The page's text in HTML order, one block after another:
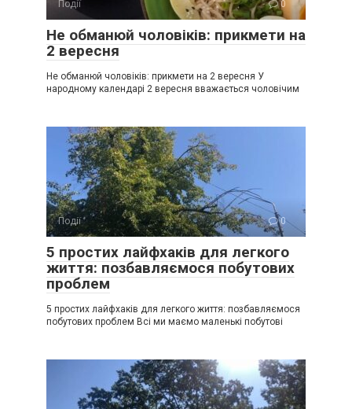
Події 0
Не обманюй чоловіків: прикмети на
2 вересня
Не обманюй чоловіків: прикмети на 2 вересня У
народному календарі 2 вересня вважається чоловічим
Події 0
5 простих лайфхаків для легкого
життя: позбавляємося побутових
проблем
5 простих лайфхаків для легкого життя: позбавляємося
побутових проблем Всі ми маємо маленькі побутові